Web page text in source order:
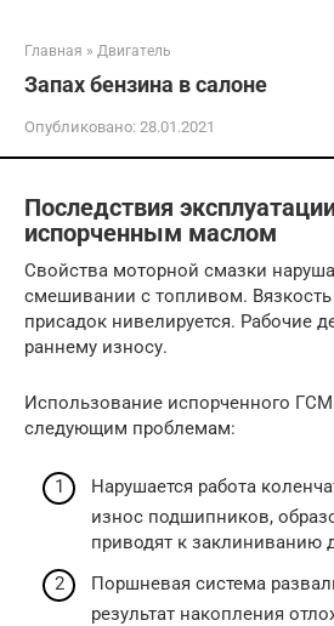
Главная » Двигатель
Запах бензина в салоне
Опубликовано: 28.01.2021
Последствия
испорченным маслом
Свойства моторной смазки
смешивании с топливом. Вязкость
присадок нивелируется. Рабочие
раннему износу.
Использование испорченного
следующим проблемам:
Нарушается работа
износ подшипников,
приводят к заклиниванию
Поршневая система
результат накопления